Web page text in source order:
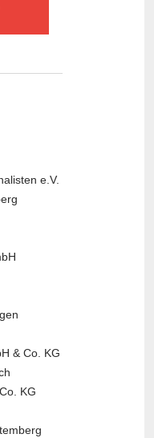
e.V.
& Co. KG
KG